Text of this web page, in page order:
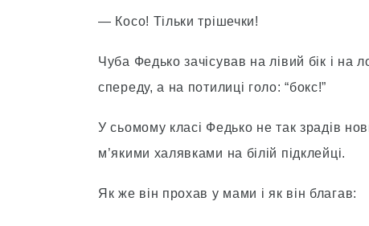
— Косо! Тільки трішечки!
Чуба Федько зачісував на лівий бік і на
спереду, а на потилиці голо: “бокс!”
У сьомому класі Федько не так зрадів
м’якими халявками на білій підклейці.
Як же він прохав у мами і як він благав: